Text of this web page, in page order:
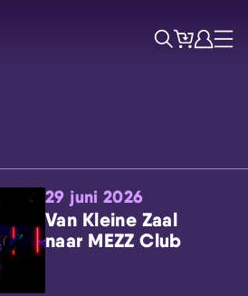
Skip navigatie
ZoekTicketsAccount
Menu
29 juni 2026
Van Kleine Zaal
naar MEZZ Club